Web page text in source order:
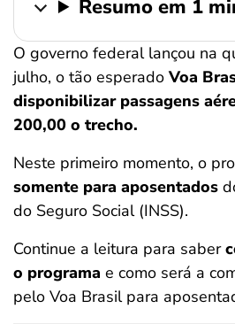
Resumo em 1
O governo federal lançou na
julho, o tão esperadoVoa
disponibilizar passagens
200,00 o trecho.
Neste primeiro momento, o
somente para aposentados
do Seguro Social (INSS).
Continue a leitura para saber
o programa e como será a
pelo Voa Brasil para